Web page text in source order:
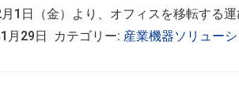
1日（金）より、オフィスを移転する
月29日 カテゴリー: 産業機器ソリュー